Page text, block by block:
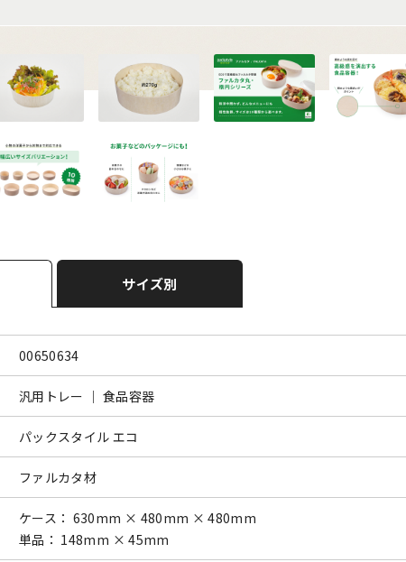
サイズ別
00650634
汎用トレー ｜ 食品容器
パックスタイル エコ
ファルカタ材
ケース： 630mm × 480mm × 480mm
単品： 148mm × 45mm